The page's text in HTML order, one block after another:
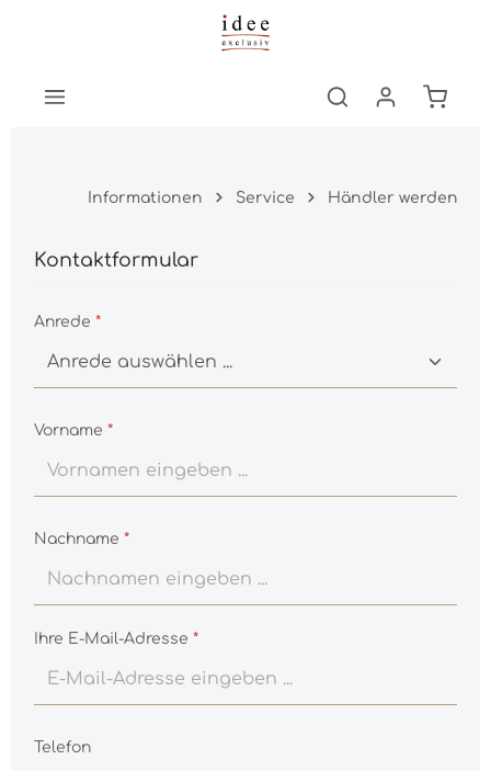
Zum Hauptinhalt springen
Informationen Service Händler werden
Kontaktformular
Anrede *
Vorname *
Nachname *
Ihre E-Mail-Adresse *
Telefon